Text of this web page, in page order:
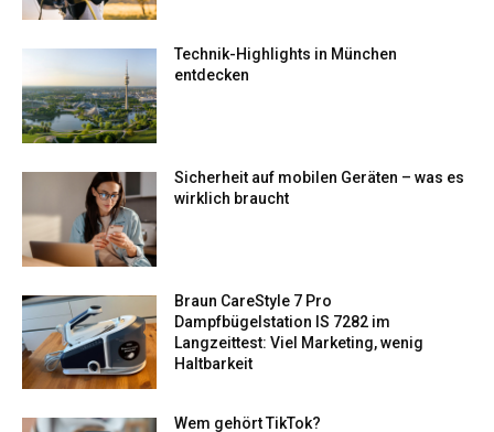
Technik-Highlights in München
entdecken
Sicherheit auf mobilen Geräten – was es
wirklich braucht
Braun CareStyle 7 Pro
Dampfbügelstation IS 7282 im
Langzeittest: Viel Marketing, wenig
Haltbarkeit
Wem gehört TikTok​?